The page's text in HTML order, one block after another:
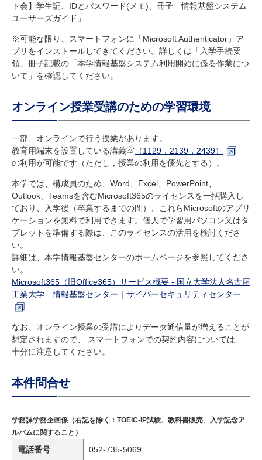
ト会】学生証、IDとパスワード(メモ)、冊子「情報基盤システム
ユーザーズガイド」
※可能な限り、スマートフォンに「Microsoft Authenticator」ア
プリをインストールしてきてください。詳しくは「入学手続要
領」冊子記載の「本学情報基盤システム利用開始に係る作業につ
いて」を確認してください。
オンライン授業受講のための学習環境
一部、オンラインで行う授業があります。
教育用端末を設置している講義室 （1129，2139，2439）
の利用が可能です（ただし，授業の利用を優先とする）。
本学では、構成員のため、Word、Excel、PowerPoint、
Outlook、Teamsを含むMicrosoft365のライセンスを一括購入し
ており、入学後（卒業するまでの間）、これらMicrosoftのアプリ
ケーションを無料で利用できます。個人で学習用パソコン又はタ
ブレットを準備する際は、このライセンスの活用を検討くださ
い。
詳細は、本学情報基盤センターのホームページを参照してくださ
い。
Microsoft365（旧Office365）サービス概要 - 国立大学法人名古屋
工業大学 情報基盤センター｜サイバーセキュリティセンター
なお、オンライン授業の受講によりデータ通信量が増えることが
想定されますので、 スマートフォンでの契約内容については、
十分に注意してください。
本件問合せ
学務課学務企画係（右記を除く：TOEIC-IP試験、教科書販売、入学記念ア
ルバムに関すること）
電話番号 052-735-5069